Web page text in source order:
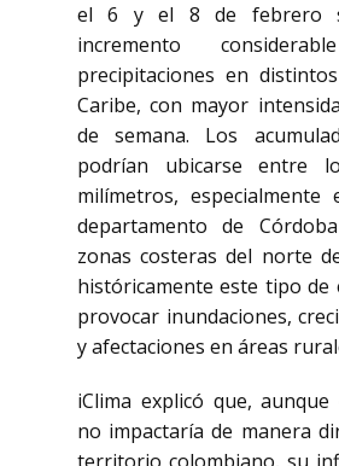
el 6 y el 8 de febrero
incremento
precipitaciones en
Caribe, con mayor
de semana. Los
podrían ubicarse entre
milímetros,
departamento de
zonas costeras del norte
históricamente este tipo de
provocar inundaciones,
y afectaciones en áreas
iClima explicó que,
no impactaría de manera